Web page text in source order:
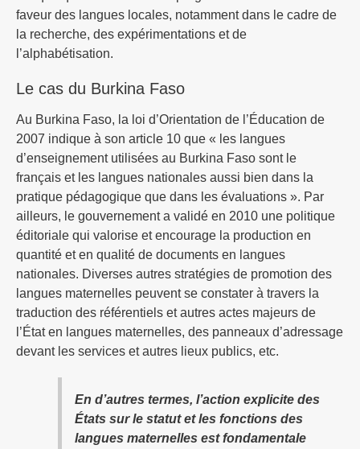
faveur des langues locales, notamment dans le cadre de
la recherche, des expérimentations et de
l’alphabétisation.
Le cas du Burkina Faso
Au Burkina Faso, la loi d’Orientation de l’Éducation de
2007 indique à son article 10 que « les langues
d’enseignement utilisées au Burkina Faso sont le
français et les langues nationales aussi bien dans la
pratique pédagogique que dans les évaluations ». Par
ailleurs, le gouvernement a validé en 2010 une politique
éditoriale qui valorise et encourage la production en
quantité et en qualité de documents en langues
nationales. Diverses autres stratégies de promotion des
langues maternelles peuvent se constater à travers la
traduction des référentiels et autres actes majeurs de
l’État en langues maternelles, des panneaux d’adressage
devant les services et autres lieux publics, etc.
En d’autres termes, l’action explicite des
États sur le statut et les fonctions des
langues maternelles est fondamentale